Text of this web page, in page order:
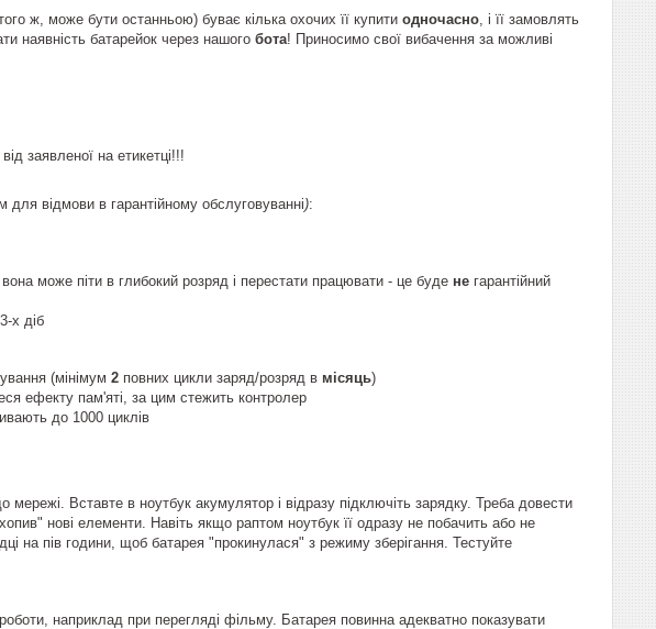
ж, може бути останньою) буває кілька охочих її купити одночасно , і її замовлять
наявність батарейок через нашого бота! Приносимо свої вибачення за можливі
заявленої на етикетці!!!
відмови в гарантійному обслуговуванні):
може піти в глибокий розряд і перестати працювати - це буде не гарантійний
х діб
(мінімум 2 повних цикли заряд/розряд в місяць)
ефекту пам'яті, за цим стежить контролер
до 1000 циклів
мережі. Вставте в ноутбук акумулятор і відразу підключіть зарядку. Треба довести
нові елементи. Навіть якщо раптом ноутбук її одразу не побачить або не
на пів години, щоб батарея "прокинулася" з режиму зберігання. Тестуйте
наприклад при перегляді фільму. Батарея повинна адекватно показувати